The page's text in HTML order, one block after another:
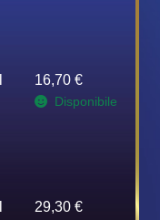
16,70€
Disponibile
29,30€